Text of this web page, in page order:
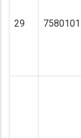
29 7580101